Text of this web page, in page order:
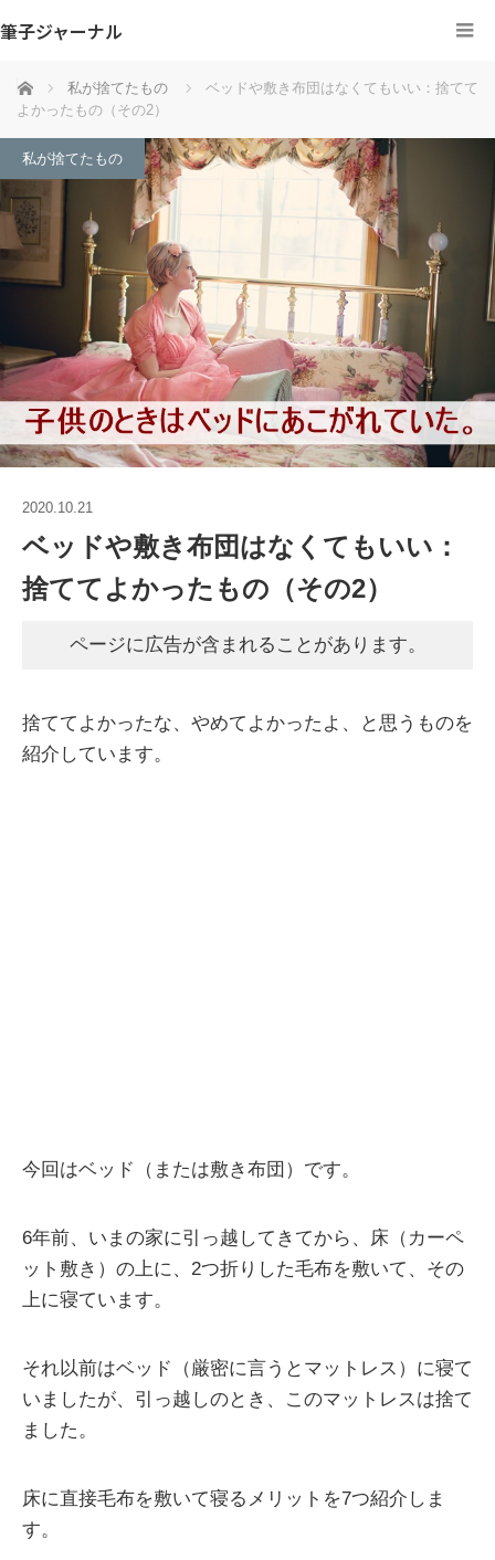
筆子ジャーナル
ホーム 私が捨てたもの
ベッドや敷き布団はなくてもいい：捨てて
よかったもの（その2）
私が捨てたもの
2020.10.21
ベッドや敷き布団はなくてもいい：
捨ててよかったもの（その2）
ページに広告が含まれることがあります。
捨ててよかったな、やめてよかったよ、と思うものを
紹介しています。
今回はベッド（または敷き布団）です。
6年前、いまの家に引っ越してきてから、床（カーペ
ット敷き）の上に、2つ折りした毛布を敷いて、その
上に寝ています。
それ以前はベッド（厳密に言うとマットレス）に寝て
いましたが、引っ越しのとき、このマットレスは捨て
ました。
床に直接毛布を敷いて寝るメリットを7つ紹介しま
す。